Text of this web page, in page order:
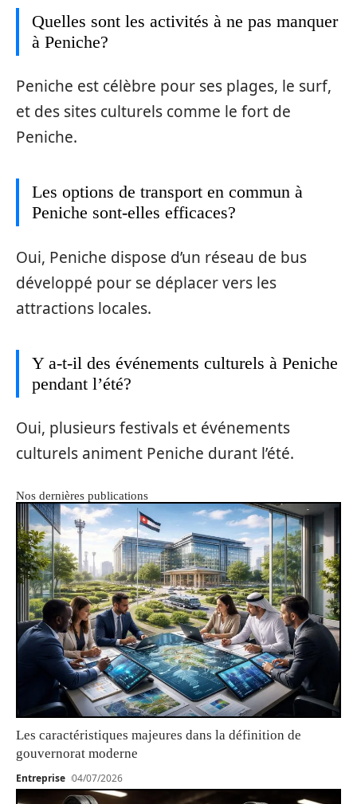
Quelles sont les activités à ne pas manquer
à Peniche?
Peniche est célèbre pour ses plages, le surf,
et des sites culturels comme le fort de
Peniche.
Les options de transport en commun à
Peniche sont-elles efficaces?
Oui, Peniche dispose d’un réseau de bus
développé pour se déplacer vers les
attractions locales.
Y a-t-il des événements culturels à Peniche
pendant l’été?
Oui, plusieurs festivals et événements
culturels animent Peniche durant l’été.
Nos dernières publications
Les caractéristiques majeures dans la définition de
gouvernorat moderne
Entreprise 04/07/2026